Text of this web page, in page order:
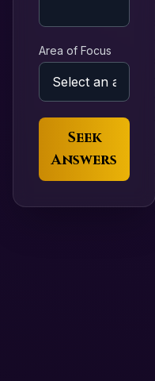
Area of Focus
Seek
Answers